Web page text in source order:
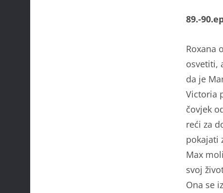
89.-
Roxana
osvetiti,
da je
Victoria
čovjek
reći za
pokajati
Max
svoj
Ona se